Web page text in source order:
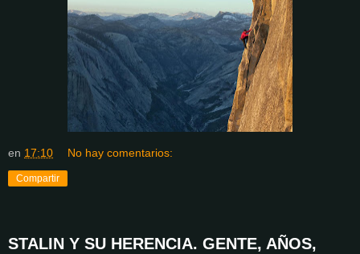
en 17:10 No hay comentarios:
Compartir
STALIN Y SU HERENCIA. GENTE, AÑOS,